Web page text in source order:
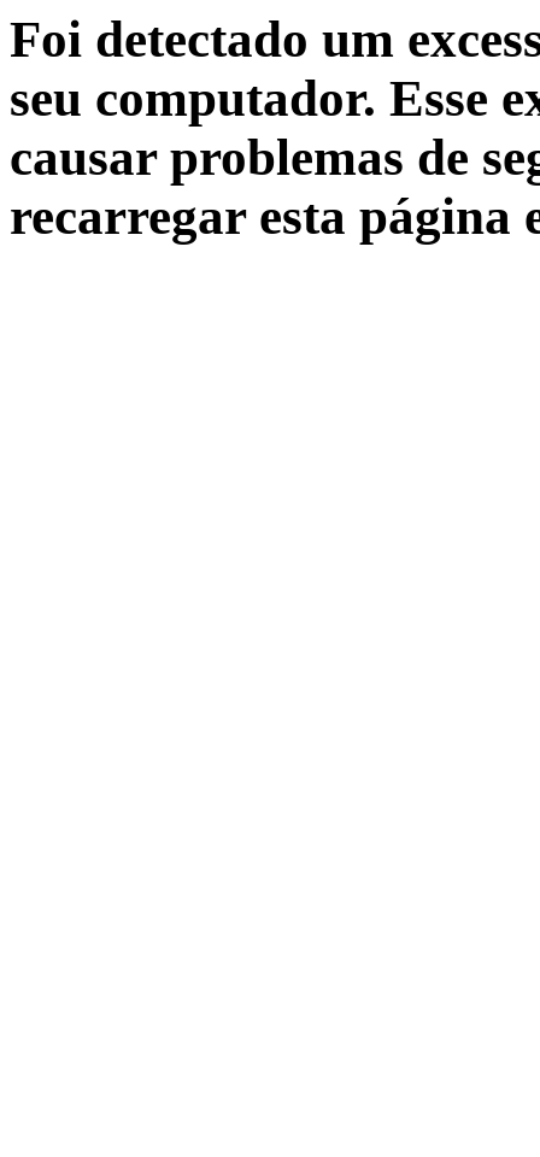
Foi detectado um
seu computador. Esse
causar problemas de
recarregar esta página